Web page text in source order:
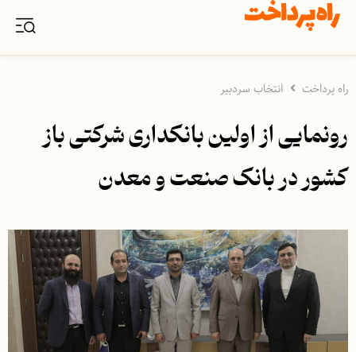
راه پرداخت انتخاب سردبیر
رونمایی از اولین بانکداری شرکتی باز
کشور در بانک صنعت و معدن